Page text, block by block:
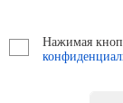
Нажимая